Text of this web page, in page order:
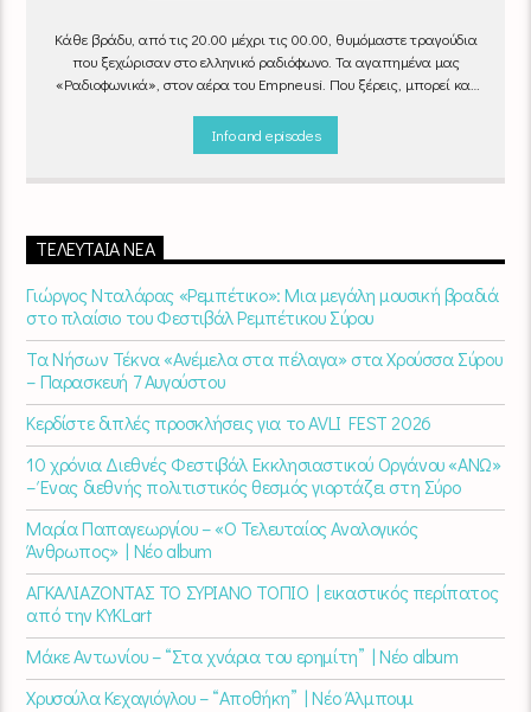
Κάθε βράδυ, από τις 20.00 μέχρι τις 00.00, θυμόμαστε τραγούδια
που ξεχώρισαν στο ελληνικό ραδιόφωνο. Τα αγαπημένα μας
«Ραδιοφωνικά», στον αέρα του Empneusi. Που ξέρεις, μπορεί και
:00 – 00:00στονEmpneusi 107 FM
Info and episodes
ΤΕΛΕΥΤΑΊΑ ΝΈΑ
Γιώργος Νταλάρας «Ρεμπέτικο»: Μια μεγάλη μουσική βραδιά
στο πλαίσιο του Φεστιβάλ Ρεμπέτικου Σύρου
Τα Νήσων Τέκνα «Ανέμελα στα πέλαγα» στα Χρούσσα Σύρου
– Παρασκευή 7 Αυγούστου
Κερδίστε διπλές προσκλήσεις για το AVLI FEST 2026
10 χρόνια Διεθνές Φεστιβάλ Εκκλησιαστικού Οργάνου «ΑΝΩ»
– Ένας διεθνής πολιτιστικός θεσμός γιορτάζει στη Σύρο​
Μαρία Παπαγεωργίου – «Ο Τελευταίος Αναλογικός
Άνθρωπος» | Νέο album
ΑΓΚΑΛΙΑΖΟΝΤΑΣ ΤΟ ΣΥΡΙΑΝΟ ΤΟΠΙΟ | εικαστικός περίπατος
από την KYKLart
Μάκε Αντωνίου – “Στα χνάρια του ερημίτη” | Νέο album
Χρυσούλα Κεχαγιόγλου – “Αποθήκη” | Νέο Άλμπουμ